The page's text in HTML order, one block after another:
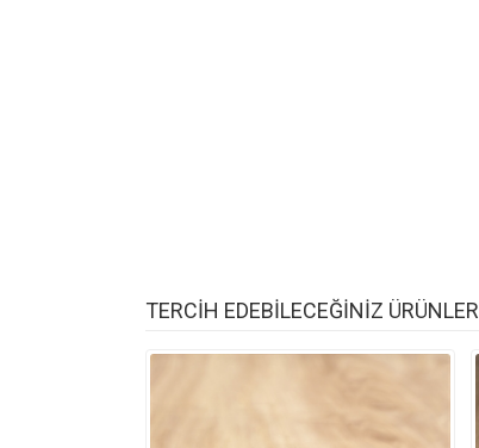
TERCİH EDEBİLECEĞİNİZ ÜRÜNLER